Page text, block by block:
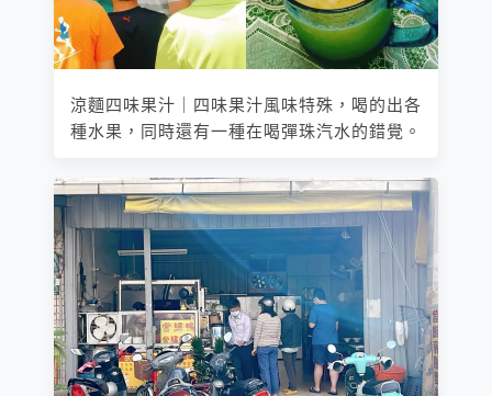
涼麵四味果汁｜四味果汁風味特殊，喝的出各
種水果，同時還有一種在喝彈珠汽水的錯覺。